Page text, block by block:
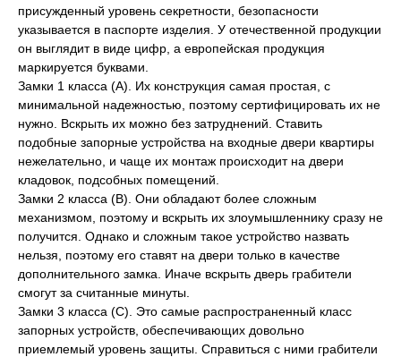
присужденный уровень секретности, безопасности
указывается в паспорте изделия. У отечественной продукции
он выглядит в виде цифр, а европейская продукция
маркируется буквами.
Замки 1 класса (A). Их конструкция самая простая, с
минимальной надежностью, поэтому сертифицировать их не
нужно. Вскрыть их можно без затруднений. Ставить
подобные запорные устройства на входные двери квартиры
нежелательно, и чаще их монтаж происходит на двери
кладовок, подсобных помещений.
Замки 2 класса (B). Они обладают более сложным
механизмом, поэтому и вскрыть их злоумышленнику сразу не
получится. Однако и сложным такое устройство назвать
нельзя, поэтому его ставят на двери только в качестве
дополнительного замка. Иначе вскрыть дверь грабители
смогут за считанные минуты.
Замки 3 класса (C). Это самые распространенный класс
запорных устройств, обеспечивающих довольно
приемлемый уровень защиты. Справиться с ними грабители